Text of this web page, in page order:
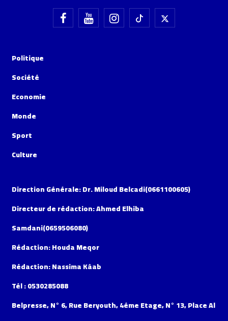
Politique
Société
Economie
Monde
Sport
Culture
Direction Générale: Dr. Miloud Belcadi(0661100605)
Directeur de rédaction: Ahmed Elhiba
Samdani(0659506080)
Rédaction: Houda Meqor
Rédaction: Nassima Kâab
Tél : 0530285088
Belpresse, N° 6, Rue Beryouth, 4éme Etage, N° 13, Place Al